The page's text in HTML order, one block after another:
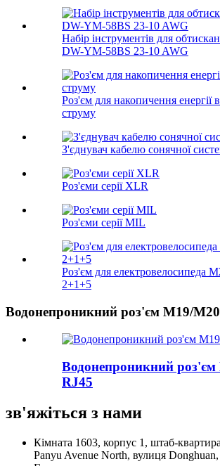
Набір інструментів для
DW-YM-58BS 23-10 AWG
Роз'єм для накопичення енергії
струму
З'єднувач кабелю сонячної
Роз'єми серії XLR
Роз'єми серії MIL
Роз'єм для електровелосипеда
2+1+5
Водонепроникний роз'єм M19/
Водонепроникний
RJ45
зв'яжіться з нами
Кімната 1603, корпус 1, штаб-
Panyu Avenue North, вулиця